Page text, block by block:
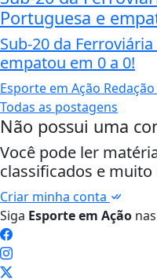
Portuguesa e
Sub-20 da
empatou em 0 a 0!
Esporte em Ação Redação
Todas as postagens
Não possui uma
Você pode ler
classificados e muito
Criar minha conta
Siga Esporte em Ação